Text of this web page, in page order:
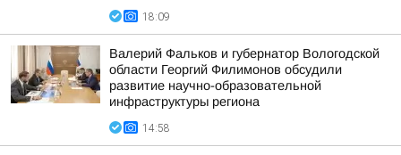
18:09
Валерий Фальков и губернатор Вологодской
области Георгий Филимонов обсудили
развитие научно-образовательной
инфраструктуры региона
14:58